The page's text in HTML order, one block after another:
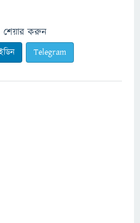
শেয়ার করুন
Telegram